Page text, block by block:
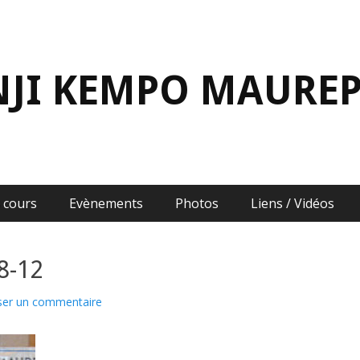
KEMPO
cours Evènements Photos Liens / Vidéos
12
un commentaire